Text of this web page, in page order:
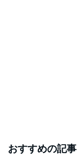
おすすめの記事